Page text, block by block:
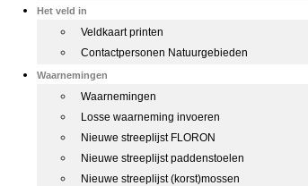
Het veld in
Veldkaart printen
Contactpersonen Natuurgebieden
Waarnemingen
Waarnemingen
Losse waarneming invoeren
Nieuwe streeplijst FLORON
Nieuwe streeplijst paddenstoelen
Nieuwe streeplijst (korst)mossen